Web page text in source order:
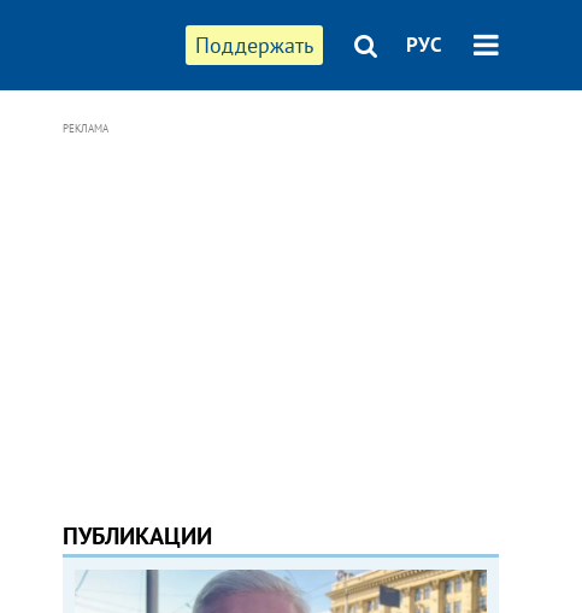
Поддержать РУС
РЕКЛАМА
ПУБЛИКАЦИИ